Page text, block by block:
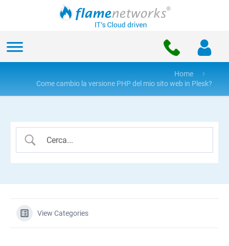
Home
Come cambio la versione PHP del mio sito web in Plesk?
View Categories